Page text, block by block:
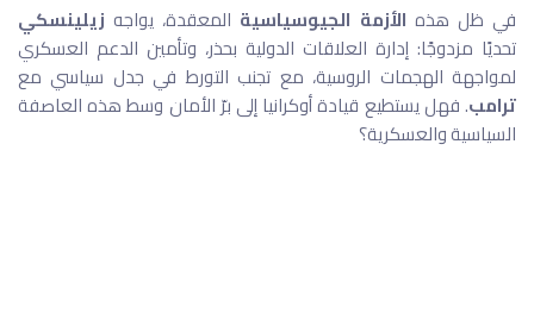
في ظل هذه الأزمة الجيوسياسية المعقدة، يواجه زيلينسكي
تحديًا مزدوجًا: إدارة العلاقات الدولية بحذر، وتأمين الدعم العسكري
لمواجهة الهجمات الروسية، مع تجنب التورط في جدل سياسي مع
ترامب. فهل يستطيع قيادة أوكرانيا إلى برّ الأمان وسط هذه العاصفة
السياسية والعسكرية؟